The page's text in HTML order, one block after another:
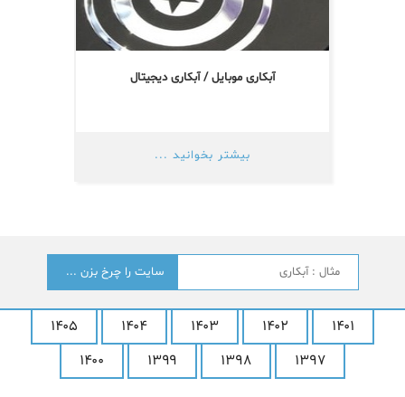
آبکاری موبایل / آبکاری دیجیتال
بیشتر بخوانید ...
جستجو
۱۴۰۵ ۱۴۰۴ ۱۴۰۳ ۱۴۰۲
۱۴۰۱
۱۴۰۰
۱۳۹۹ ۱۳۹۸ ۱۳۹۷